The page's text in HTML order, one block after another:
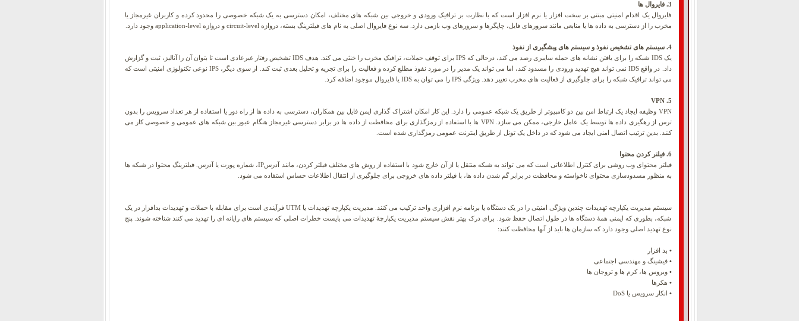
3. فایروال ها
فایروال یک اقدام امنیتی مبتنی بر سخت افزار یا نرم افزار است که با نظارت بر ترافیک ورودی و خروجی بین شبکه های مختلف، امکان دسترسی به یک شبکه خصوصی را محدود کرده و کاربران غیرمجاز یا
مخرب را از دسترسی به داده ها یا منابعی مانند سرورهای فایل، چاپگرها و سرورهای وب بازمی دارد. سه نوع فایروال اصلی به نام های فیلترینگ بسته، دروازه circuit-level و دروازه application-level وجود دارد.
4. سیستم های تشخیص نفوذ و سیستم های پیشگیری از نفوذ
یک IDS شبکه را برای یافتن نشانه های حمله سایبری رصد می کند، درحالی که IPS برای توقف حملات، ترافیک مخرب را خنثی می کند. هدف IDS تشخیص رفتار غیرعادی است تا بتوان آن را آنالیز، ثبت و گزارش
داد. در واقع IDS نمی تواند هیچ تهدید ورودی را مسدود کند، اما می تواند یک مدیر را در مورد نفوذ مطلع کرده و فعالیت را برای تجزیه و تحلیل بعدی ثبت کند. از سوی دیگر، IPS نوعی تکنولوژی امنیتی است که
می تواند ترافیک شبکه را برای جلوگیری از فعالیت های مخرب تغییر دهد. ویژگی IPS را می توان به IDS یا فایروال موجود اضافه کرد.
5. VPN
VPN وظیفه ایجاد یک ارتباط امن بین دو کامپیوتر از طریق یک شبکه عمومی را دارد. این کار امکان اشتراک گذاری ایمن فایل بین همکاران، دسترسی به داده ها از راه دور یا استفاده از هر تعداد سرویس را بدون
ترس از رهگیری داده ها توسط یک عامل خارجی، ممکن می سازد. VPN ها با استفاده از رمزگذاری برای محافظت از داده ها در برابر دسترسی غیرمجاز هنگام عبور بین شبکه های عمومی و خصوصی کار می
کنند. بدین ترتیب اتصال امنی ایجاد می شود که در داخل یک تونل از طریق اینترنت عمومی رمزگذاری شده است.
6. فیلتر کردن محتوا
فیلتر محتوای وب روشی برای کنترل اطلاعاتی است که می تواند به شبکه منتقل یا از آن خارج شود با استفاده از روش های مختلف فیلتر کردن، مانند آدرسIP، شماره پورت یا آدرس. فیلترینگ محتوا در شبکه ها
به منظور مسدودسازی محتوای ناخواسته و محافظت در برابر گم شدن داده ها، با فیلتر داده های خروجی برای جلوگیری از انتقال اطلاعات حساس استفاده می شود.
سیستم مدیریت یکپارچه تهدیدات چندین ویژگی امنیتی را در یک دستگاه یا برنامه نرم افزاری واحد ترکیب می کنند. مدیریت یکپارچه تهدیدات یا UTM فرآیندی است برای مقابله با حملات و تهدیدات بدافزار در یک
شبکه، بطوری که ایمنی همۀ دستگاه ها در طول اتصال حفظ شود. برای درک بهتر نقش سیستم مدیریت یکپارچۀ تهدیدات می بایست خطرات اصلی که سیستم های رایانه ای را تهدید می کنند شناخته شوند. پنج
نوع تهدید اصلی وجود دارد که سازمان ها باید از آنها محافظت کنند:
• بد افزار
• فیشینگ و مهندسی اجتماعی
• ویروس ها، کرم ها و تروجان ها
• هکرها
• انکار سرویس یا DoS